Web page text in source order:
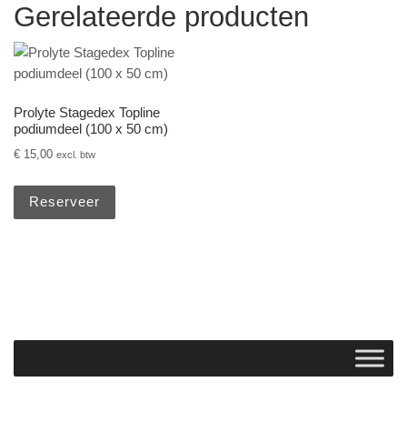
Gerelateerde producten
Prolyte Stagedex Topline
podiumdeel (100 x 50 cm)
€ 15,00 excl. btw
Reserveer